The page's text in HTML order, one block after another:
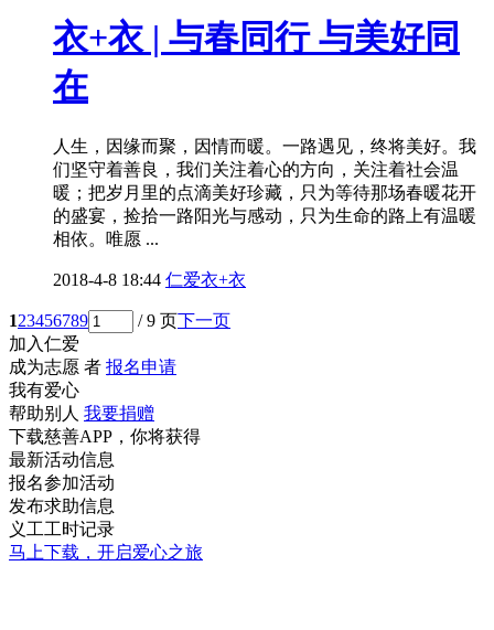
衣+衣 | 与春同行 与美好同
在
人生，因缘而聚，因情而暖。一路遇见，终将美好。我
们坚守着善良，我们关注着心的方向，关注着社会温
暖；把岁月里的点滴美好珍藏，只为等待那场春暖花开
的盛宴，捡拾一路阳光与感动，只为生命的路上有温暖
相依。唯愿 ...
2018-4-8 18:44 仁爱衣+衣
123456789 / 9 页下一页
加入仁爱
成为志愿 者 报名申请
我有爱心
帮助别人 我要捐赠
下载慈善APP，你将获得
最新活动信息
报名参加活动
发布求助信息
义工工时记录
马上下载，开启爱心之旅